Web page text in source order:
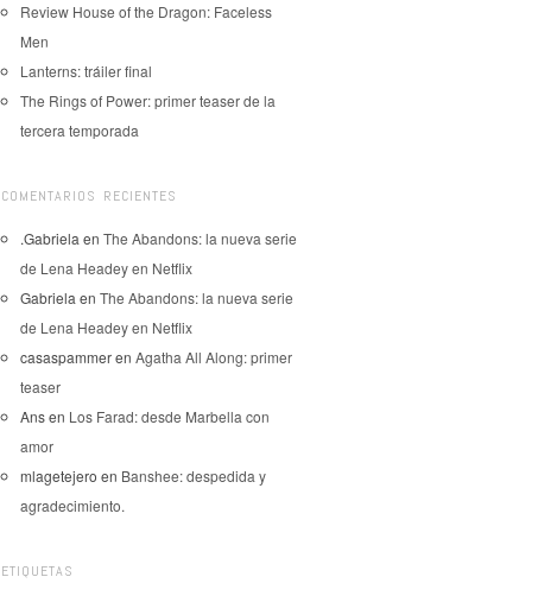
Review House of the Dragon: Faceless
Men
Lanterns: tráiler final
The Rings of Power: primer teaser de la
tercera temporada
COMENTARIOS RECIENTES
.Gabriela en The Abandons: la nueva serie
de Lena Headey en Netflix
Gabriela en The Abandons: la nueva serie
de Lena Headey en Netflix
casaspammeren Agatha All Along: primer
teaser
Ansen Los Farad: desde Marbella con
amor
mlagetejero en Banshee: despedida y
agradecimiento.
ETIQUETAS